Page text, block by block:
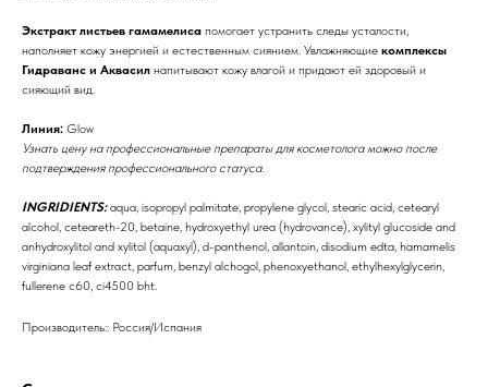
Экстракт листьев гамамелиса помогает устранить следы усталости,
наполняет кожу энергией и естественным сиянием. Увлажняющие комплексы
Гидраванс и Аквасил напитывают кожу влагой и придают ей здоровый и
сияющий вид.
Линия: Glow
Узнать цену на профессиональные препараты для косметолога можно после
подтверждения профессионального статуса.
INGRIDIENTS:aqua, isopropyl palmitate, propylene glycol, stearic acid, cetearyl
alcohol, ceteareth-20, betaine, hydroxyethyl urea (hydrovance), xylityl glucoside and
anhydroxylitol and xylitol (aquaxyl), d-panthenol, allantoin, disodium edta, hamamelis
virginiana leaf extract, parfum, benzyl alchogol, phenoxyethanol, ethylhexylglycerin,
fullerene c60, ci4500 bht.
Производитель:: Россия/Испания